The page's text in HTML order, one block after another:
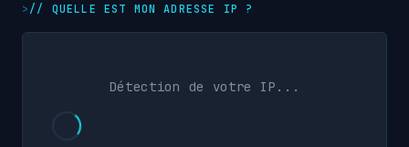
// QUELLE EST MON ADRESSE IP ?
Détection de votre IP...